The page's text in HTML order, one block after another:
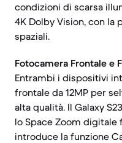
condizioni di scarsa
4K Dolby Vision, con
spaziali.
Fotocamera Frontale e
Entrambi i dispositivi
frontale da 12MP per
alta qualità. Il Galaxy
lo Space Zoom digitale
introduce la funzione